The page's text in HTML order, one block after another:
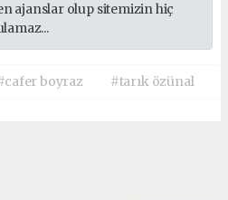
ajanslar olup sitemizin hiç
boyraz #tarık özünal